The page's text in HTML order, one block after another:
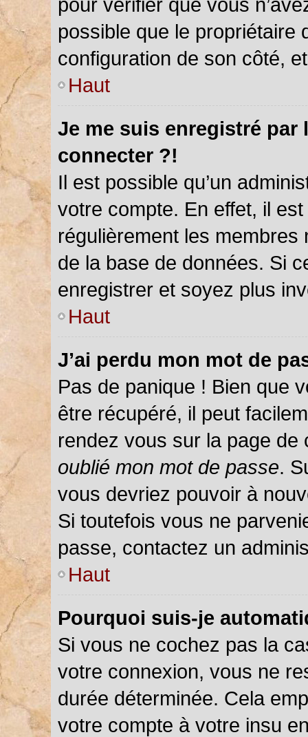
possible que le propriétaire
configuration de son côté,
Haut
Je me suis enregistré par
connecter ?!
Il est possible qu’un
votre compte. En effet, il
régulièrement les
de la base de données. Si
enregistrer et soyez plus
Haut
J’ai perdu mon mot de
Pas de panique ! Bien que
être récupéré, il peut
rendez vous sur la page
oublié mon mot de passe.
vous devriez pouvoir à
Si toutefois vous ne
passe, contactez un
Haut
Pourquoi suis-je
Si vous ne cochez pas la
votre connexion, vous ne
durée déterminée. Cela
votre compte à votre insu